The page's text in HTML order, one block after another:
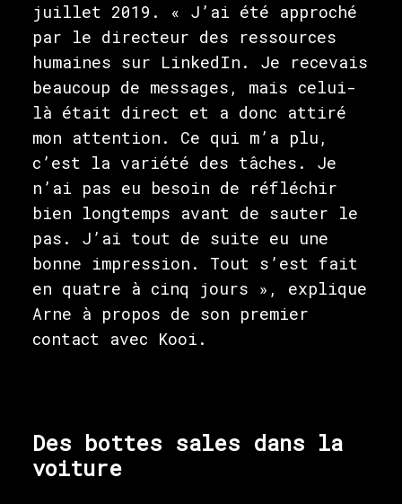
juillet 2019. « J’ai été approché
par le directeur des ressources
humaines sur LinkedIn. Je recevais
beaucoup de messages, mais celui-
là était direct et a donc attiré
mon attention. Ce qui m’a plu,
c’est la variété des tâches. Je
n’ai pas eu besoin de réfléchir
bien longtemps avant de sauter le
pas. J’ai tout de suite eu une
bonne impression. Tout s’est fait
en quatre à cinq jours », explique
Arne à propos de son premier
contact avec Kooi.
Des bottes sales dans la
voiture